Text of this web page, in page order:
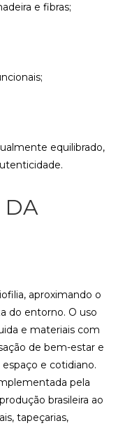
e fibras;
equilibrado,
DA
aproximando o
do entorno. O uso
e materiais com
de bem-estar e
e cotidiano.
pela
brasileira ao
tapeçarias,